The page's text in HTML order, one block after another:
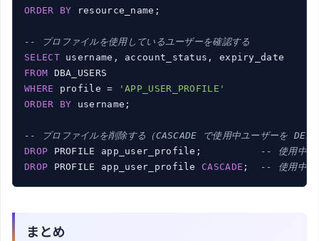
ORDER
BY resource_name;
-- プロファイルを使用しているユーザーを確認する
SELECT
FROM
WHERE profile =
'APP_USER_PROFILE'
ORDER
BY username;
-- プロファイルを削除する（CASCADE で使用中ユーザーを
DROP PROFILE app_user_profile;
-- 使用中ユ
DROP PROFILE app_user_profile CASCADE ; -- 使用中ユ
まとめ